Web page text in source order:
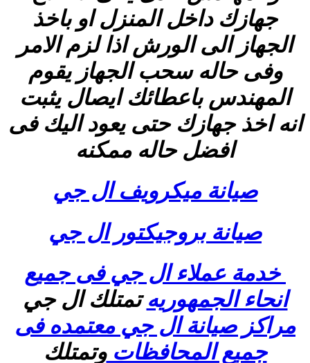
جهازك داخل المنزل او باخذ
الجهاز الى الورش اذا لزم الامر
وفى حاله سحب الجهاز يقوم
المهندس باعطائك ايصال يثبت
انه اخذ جهازك حتى يعود اليك فى
افضل حاله ممكنه
صيانة ميكرويف ال جي
صيانة بروجيكتور ال جي
خدمة عملاء ال جي فى جميع
انحاء الجمهوريهتمتلك ال جي
مراكز صيانة ال جي معتمده فى
جميع المحافظاتوتمتلك